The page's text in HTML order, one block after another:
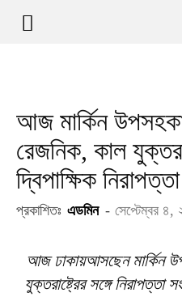
আজ মার্কিন
রেজনিক, কাল
দ্বিপাক্ষিক
প্রকাশিতঃ এডমিন - সেপ্টেম্বর ৪,
আজ ঢাকায়আসছেন মার্কিন
যুক্তরাষ্ট্রের সঙ্গে নিরাপত্তা